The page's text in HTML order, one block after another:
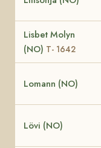
Lisbet Molyn
(NO) T- 1642
Lomann (NO)
Lövi (NO)